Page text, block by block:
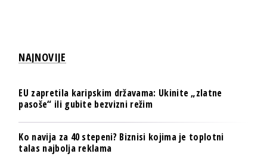
NAJNOVIJE
EU zapretila karipskim državama: Ukinite „zlatne
pasoše“ ili gubite bezvizni režim
Ko navija za 40 stepeni? Biznisi kojima je toplotni
talas najbolja reklama